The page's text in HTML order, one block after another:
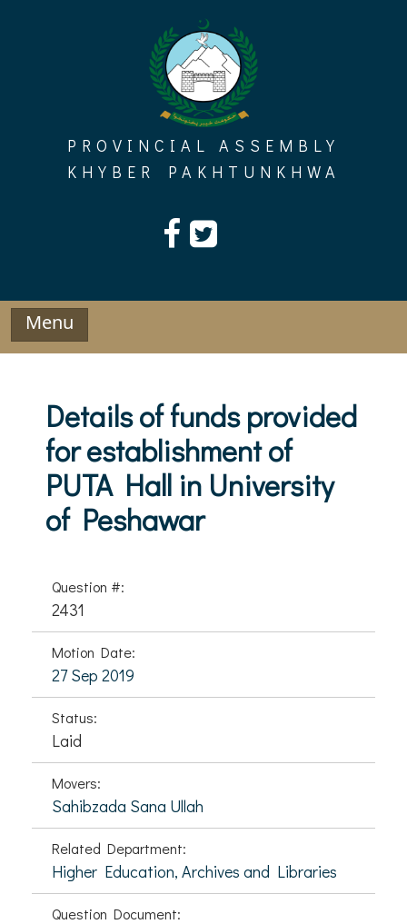
PROVINCIAL ASSEMBLY
KHYBER PAKHTUNKHWA
Menu
Details of funds provided
for establishment of
PUTA Hall in University
of Peshawar
Question #:
2431
Motion Date:
27 Sep 2019
Status:
Laid
Movers:
Sahibzada Sana Ullah
Related Department:
Higher Education, Archives and Libraries
Question Document: